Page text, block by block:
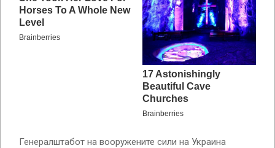
Генералштабот на вооружените сили на Украина